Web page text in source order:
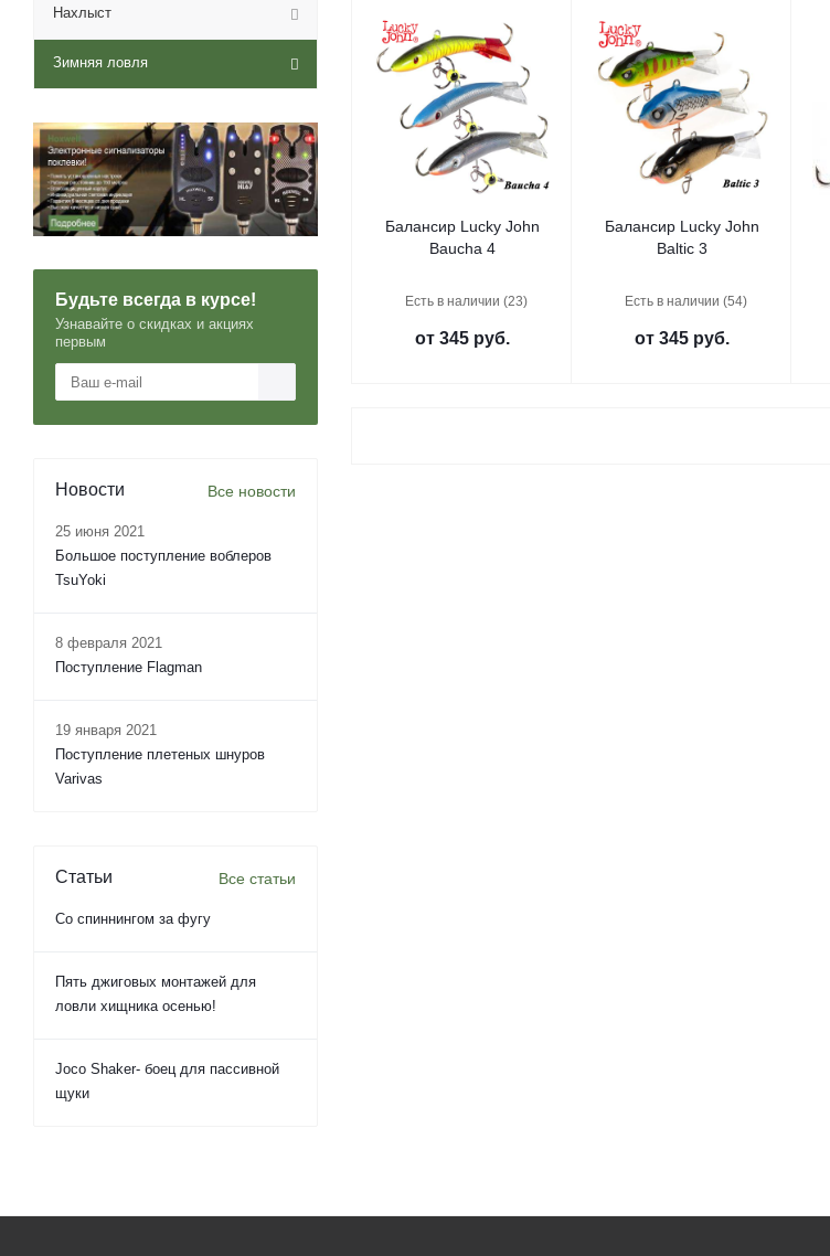
Балансир Lucky John
Baucha 4
Есть в наличии (23)
от 345 руб.
Балансир Lucky John
Baltic 3
Есть в наличии (54)
от 345 руб.
Нахлыст
Зимняя ловля
Будьте всегда в курсе!
Узнавайте о скидках и акциях
первым
Новости Все новости
25 июня 2021
Большое поступление воблеров
TsuYoki
8 февраля 2021
Поступление Flagman
19 января 2021
Поступление плетеных шнуров
Varivas
Статьи Все статьи
Со спиннингом за фугу
Пять джиговых монтажей для
ловли хищника осенью!
Joco Shaker- боец для пассивной
щуки